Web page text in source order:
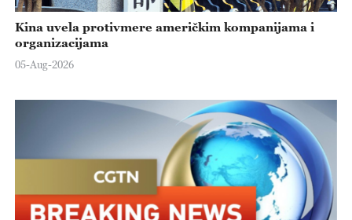
Kina uvela protivmere američkim kompanijama i
organizacijama
05-Aug-2026